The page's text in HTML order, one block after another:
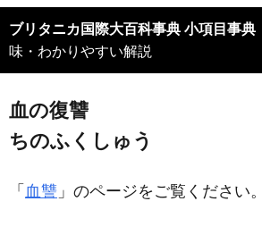
ブリタニカ国際大百科事典 小項目事典
味・わかりやすい解説
血の復讐
ちのふくしゅう
「 血讐 」のページをご覧ください。